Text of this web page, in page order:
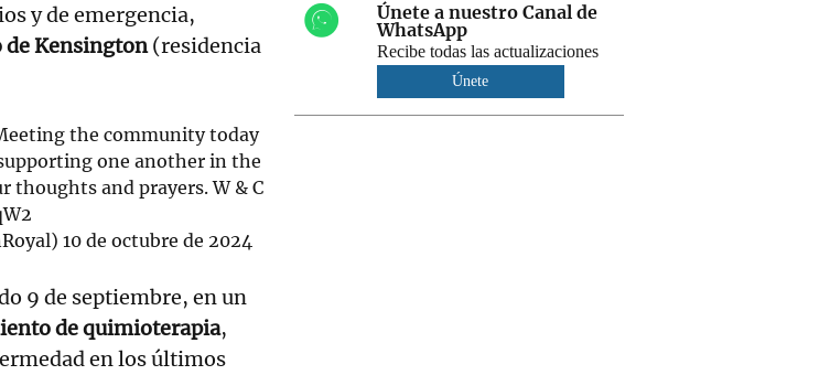
y de emergencia,
de Kensington(residencia
the community today
one another in the
thoughts and prayers. W & C
10 de octubre de 2024
9 de septiembre, en un
de quimioterapia,
en los últimos
Únete a nuestro Canal de
WhatsApp
Recibe todas las actualizaciones
Únete